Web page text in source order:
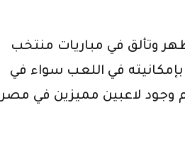
وتألق في مباريات منتخب
في اللعب سواء في
وجود لاعبين مميزين في مصر